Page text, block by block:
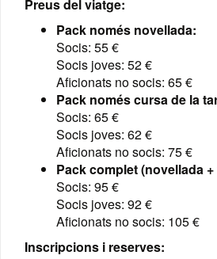
Preus del viatge:
Pack només novellada:
Socis: 55 €
Socis joves: 52 €
Aficionats no socis: 65 €
Pack només cursa de la
Socis: 65 €
Socis joves: 62 €
Aficionats no socis: 75 €
Pack complet (novellada
Socis: 95 €
Socis joves: 92 €
Aficionats no socis: 105 €
Inscripcions i reserves: